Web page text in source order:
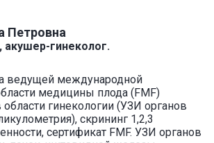
Петровна
акушер-гинеколог.
ведущей международной
медицины плода (FMF)
гинекологии (УЗИ органов
скрининг 1,2,3
сертификат FMF. УЗИ органов